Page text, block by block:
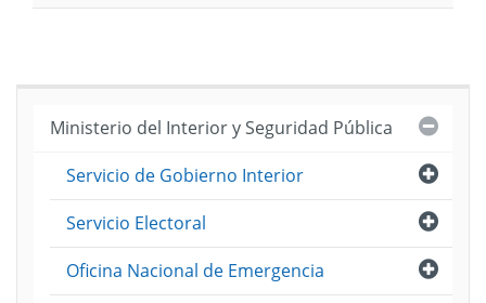
Ministerio del Interior y Seguridad Pública
Abrir
Servicio de Gobierno Interior
Abrir
Servicio Electoral
Abrir
Oficina Nacional de Emergencia